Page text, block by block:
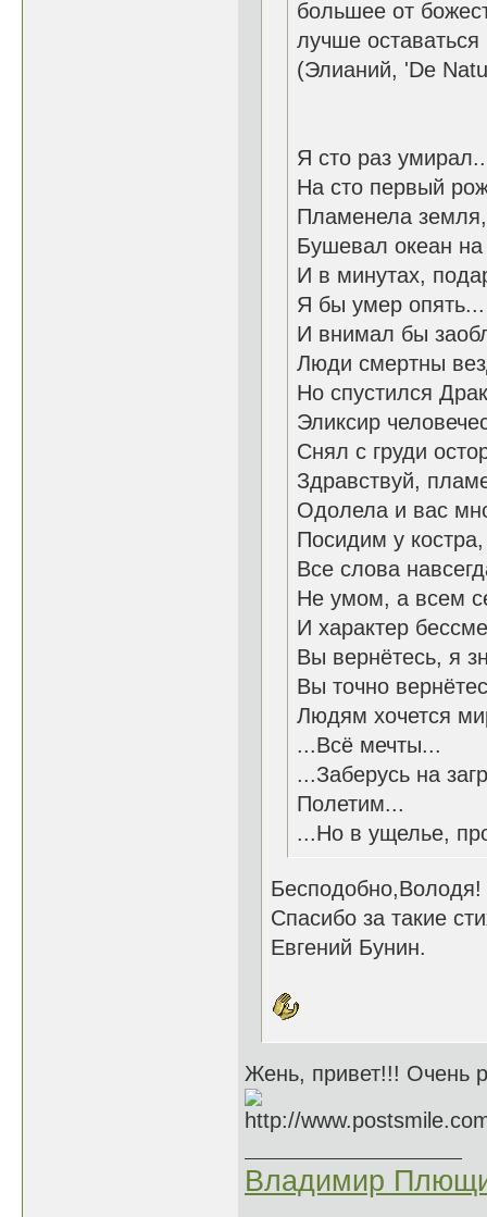
большее от
лучше
(Элианий, 'De
Я сто раз
На сто первый
Пламенела
Бушевал океан
И в минутах,
Я бы умер опять...
И внимал бы
Люди смертны
Но спустился
Эликсир
Снял с груди
Здравствуй,
Одолела и вас
Посидим у костра,
Все слова
Не умом, а всем
И характер
Вы вернётесь, я
Вы точно
Людям хочется
...Всё мечты...
...Заберусь на
Полетим...
...Но в ущелье,
Бесподобно,Володя!
Спасибо за такие
Евгений Бунин.
Жень, привет!!! Очень
Владимир